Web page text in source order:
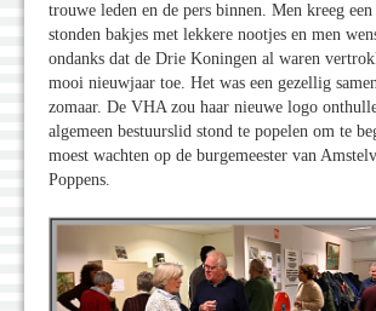
trouwe leden en de pers binnen. Men kreeg
stonden bakjes met lekkere nootjes en men
ondanks dat de Drie Koningen al waren
mooi nieuwjaar toe. Het was een gezellig
zomaar. De VHA zou haar nieuwe logo
algemeen bestuurslid stond te popelen om te
moest wachten op de burgemeester van
Poppens.